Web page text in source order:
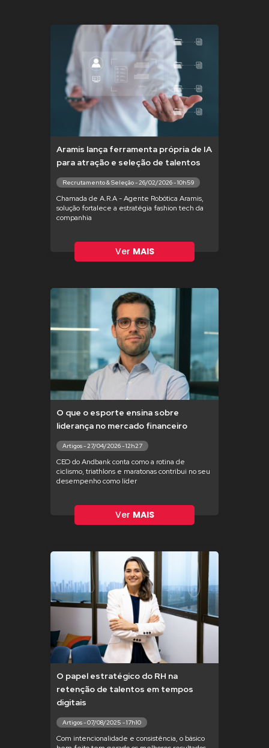
Aramis lança ferramenta própria de IA
para atração e seleção de talentos
Recrutamento & Seleção - 26/02/2026 - 10h59
Chamada de A.R.A - Agente Robótica Aramis,
solução fortalece a estratégia fashion tech da
companhia
Ver MAIS
O que o esporte ensina sobre
liderança no mercado financeiro
Artigos - 27/04/2026 - 12h27
CEO do Andbank conta como a rotina de
ciclismo, triathlons e maratonas contribui no seu
desempenho como líder
Ver MAIS
O papel estratégico do RH na
retenção de talentos em tempos
digitais
Artigos - 07/08/2025 - 17h10
Com intencionalidade e consistência, o básico